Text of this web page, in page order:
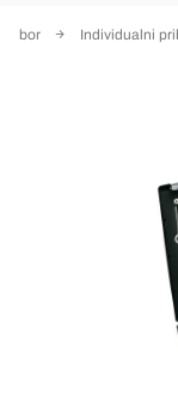
Individualni